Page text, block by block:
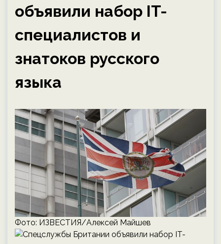
объявили набор IT-
специалистов и
знатоков русского
языка
Фото: ИЗВЕСТИЯ/Алексей Майшев